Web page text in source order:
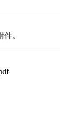
。